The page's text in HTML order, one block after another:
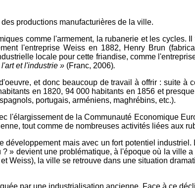
productions manufacturières de la ville.
comme l'armement, la rubanerie et les cycles.
l'entreprise Weiss en 1882, Henry Brun
locale pour cette friandise, comme
et l'industrie » (Franc, 2006).
et donc beaucoup de travail à offrir : suite
en 1820, 94 000 habitants en 1856 et
portugais, arméniens, maghrébins, etc.).
l'élargissement de la Communauté Economique
tout comme de nombreuses activités liées aux
mais avec un fort potentiel
» devient une problématique, à l'époque où la ville
Weiss), la ville se retrouve dans une situation